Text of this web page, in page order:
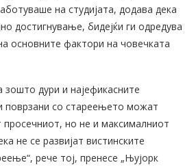
на студијата, додава дека
достигнување, бидејќи ги одредува
основните фактори на човечката
зошто дури и најефикасните
поврзани со стареењето можат
но не и максималниот
не се развијат вистинските
рече тој, пренесе „Њујорк